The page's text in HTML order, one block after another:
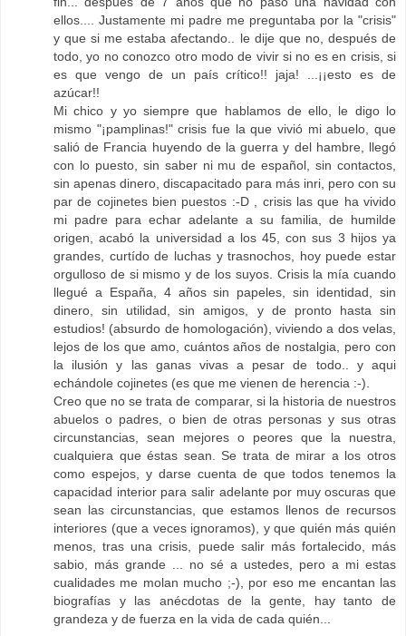
ellos.... Justamente mi padre me preguntaba por la "crisis"
y que si me estaba afectando.. le dije que no, después de
todo, yo no conozco otro modo de vivir si no es en crisis, si
es que vengo de un país crítico!! jaja! ...¡¡esto es de
azúcar!!
Mi chico y yo siempre que hablamos de ello, le digo lo
mismo "¡pamplinas!" crisis fue la que vivió mi abuelo, que
salió de Francia huyendo de la guerra y del hambre, llegó
con lo puesto, sin saber ni mu de español, sin contactos,
sin apenas dinero, discapacitado para más inri, pero con su
par de cojinetes bien puestos :-D , crisis las que ha vivido
mi padre para echar adelante a su familia, de humilde
origen, acabó la universidad a los 45, con sus 3 hijos ya
grandes, curtído de luchas y trasnochos, hoy puede estar
orgulloso de si mismo y de los suyos. Crisis la mía cuando
llegué a España, 4 años sin papeles, sin identidad, sin
dinero, sin utilidad, sin amigos, y de pronto hasta sin
estudios! (absurdo de homologación), viviendo a dos velas,
lejos de los que amo, cuántos años de nostalgia, pero con
la ilusión y las ganas vivas a pesar de todo.. y aqui
echándole cojinetes (es que me vienen de herencia :-).
Creo que no se trata de comparar, si la historia de nuestros
abuelos o padres, o bien de otras personas y sus otras
circunstancias, sean mejores o peores que la nuestra,
cualquiera que éstas sean. Se trata de mirar a los otros
como espejos, y darse cuenta de que todos tenemos la
capacidad interior para salir adelante por muy oscuras que
sean las circunstancias, que estamos llenos de recursos
interiores (que a veces ignoramos), y que quién más quién
menos, tras una crisis, puede salir más fortalecido, más
sabio, más grande ... no sé a ustedes, pero a mi estas
cualidades me molan mucho ;-), por eso me encantan las
biografías y las anécdotas de la gente, hay tanto de
grandeza y de fuerza en la vida de cada quién...